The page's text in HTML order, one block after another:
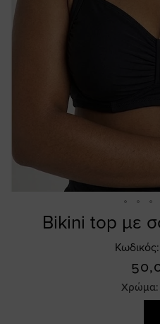
Bikini top με
Κωδικός
Χρώμα: